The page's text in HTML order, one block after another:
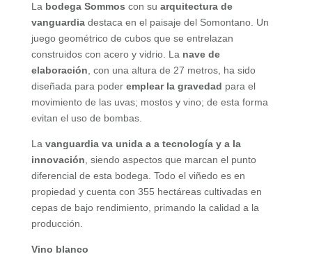
La bodega Sommos con su arquitectura de
vanguardiadestaca en el paisaje del Somontano. Un
juego geométrico de cubos que se entrelazan
construidos con acero y vidrio. La nave de
elaboración, con una altura de 27 metros, ha sido
diseñada para poder emplear la gravedad para el
movimiento de las uvas; mostos y vino; de esta forma
evitan el uso de bombas.
La vanguardia va unida a a tecnología y a la
innovación, siendo aspectos que marcan el punto
diferencial de esta bodega. Todo el viñedo es en
propiedad y cuenta con 355 hectáreas cultivadas en
cepas de bajo rendimiento, primando la calidad a la
producción.
Vino blanco